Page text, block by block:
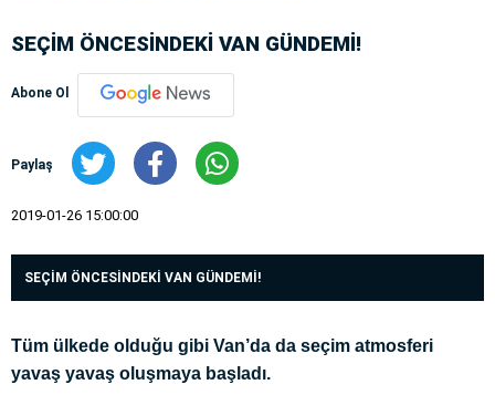
SEÇİM ÖNCESİNDEKİ VAN GÜNDEMİ!
Abone Ol
Paylaş
2019-01-26 15:00:00
SEÇİM ÖNCESİNDEKİ VAN GÜNDEMİ!
Tüm ülkede olduğu gibi Van’da da seçim atmosferi
yavaş yavaş oluşmaya başladı.